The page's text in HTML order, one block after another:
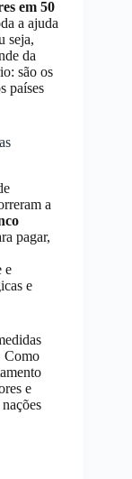
em 50
a ajuda
seja,
da
são os
países
a
pagar,
e
e
Como
e